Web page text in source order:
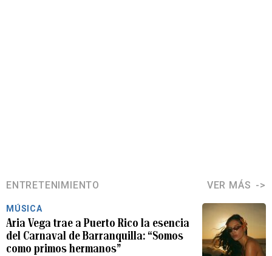
ENTRETENIMIENTO VER MÁS
MÚSICA
Aria Vega trae a Puerto Rico la esencia
del Carnaval de Barranquilla: “Somos
como primos hermanos”